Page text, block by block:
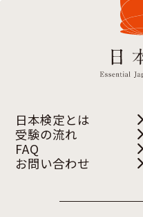
日本検定とは
受験の流れ
FAQ
お問い合わせ